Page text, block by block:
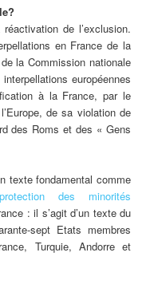
de l’exclusion.
en France de la
la Commission nationale
européennes
à la France, par le
de sa violation de
des Roms et des « Gens
texte fondamental comme
des minorités
: il s’agit d’un texte du
sept Etats membres
Turquie, Andorre et